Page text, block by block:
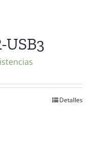
Detalles